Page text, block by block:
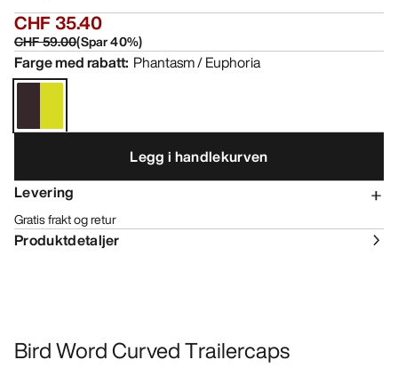
CHF 35.40
CHF 59.00(Spar40%)
Farge med rabatt: Phantasm / Euphoria
Legg i handlekurven
Levering
Gratis frakt og retur
Produktdetaljer
Bird Word Curved Trailercaps